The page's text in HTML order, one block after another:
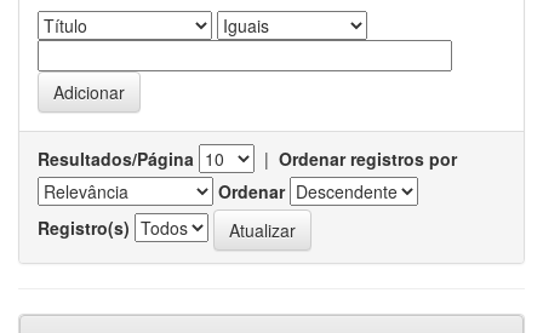
Resultados/Página | Ordenar registros por
Ordenar
Registro(s)